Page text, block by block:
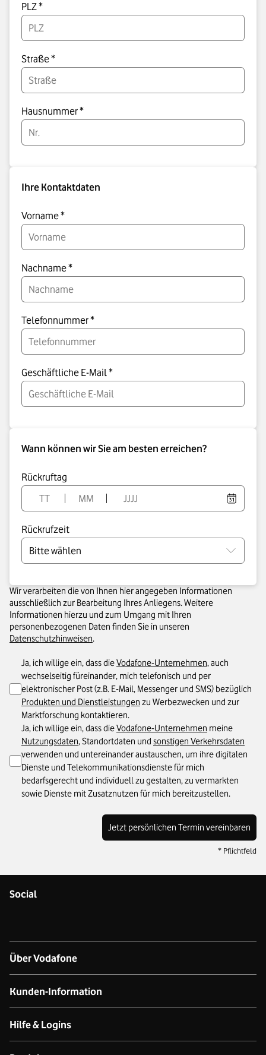
PLZ *
Straße *
Hausnummer *
Ihre Kontaktdaten
Vorname *
Nachname *
Telefonnummer *
Geschäftliche E-Mail *
Wann können wir Sie am besten erreichen?
Rückruftag
Day
Month
Year
Rückrufzeit
Bitte wählen
Wir verarbeiten die von Ihnen hier angegeben Informationen
ausschließlich zur Bearbeitung Ihres Anliegens. Weitere
Informationen hierzu und zum Umgang mit Ihren
personenbezogenen Daten finden Sie in unseren
Datenschutzhinweisen.
Ja, ich willige ein, dass dieVodafone-Unternehmen, auch
wechselseitig füreinander, mich telefonisch und per
elektronischer Post (z.B. E-Mail, Messenger und SMS) bezüglich
Produkten und Dienstleistungen zu Werbezwecken und zur
Marktforschung kontaktieren.
Ja, ich willige ein, dass dieVodafone-Unternehmen meine
Nutzungsdaten, Standortdaten und sonstigen Verkehrsdaten
verwenden und untereinander austauschen, um ihre digitalen
Dienste und Telekommunikationsdienste für mich
bedarfsgerecht und individuell zu gestalten, zu vermarkten
sowie Dienste mit Zusatznutzen für mich bereitzustellen.
Jetzt persönlichen Termin vereinbaren
* Pflichtfeld
Social
Über Vodafone
Über das Unternehmen
Netzabdeckung Mobilfunk
Kunden-Information
Kontakt für Geschäftskund:innen
Hilfe & Logins